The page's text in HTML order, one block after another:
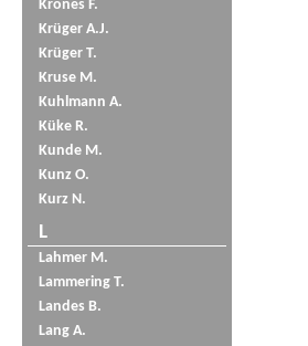
Krones F.
Krüger A.J.
Krüger T.
Kruse M.
Kuhlmann A.
Küke R.
Kunde M.
Kunz O.
Kurz N.
L
Lahmer M.
Lammering T.
Landes B.
Lang A.